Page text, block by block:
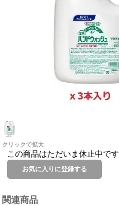
クリックで拡大
この商品はただいま休止中です
関連商品